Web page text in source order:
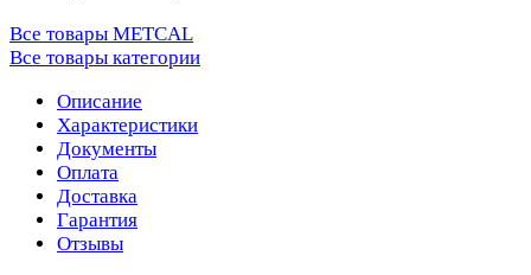
Все товары METCAL
Все товары категории
Описание
Характеристики
Документы
Оплата
Доставка
Гарантия
Отзывы